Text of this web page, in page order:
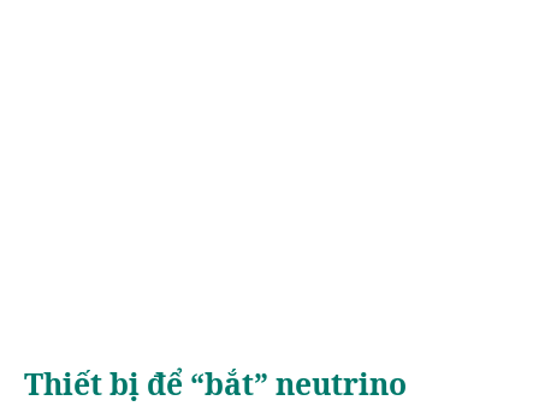
Thiết bị để “bắt” neutrino